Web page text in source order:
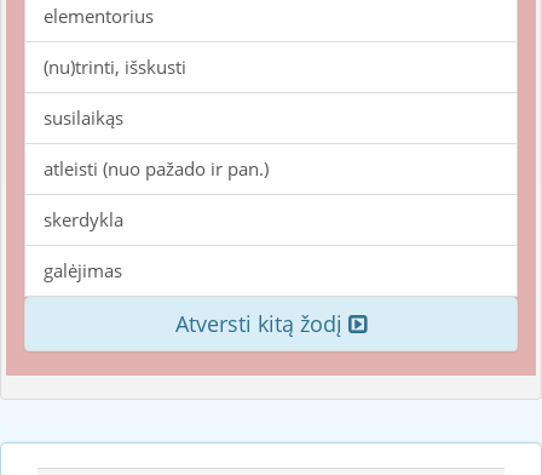
elementorius
(nu)trinti, išskusti
susilaikąs
atleisti (nuo pažado ir pan.)
skerdykla
galėjimas
Atversti kitą žodį